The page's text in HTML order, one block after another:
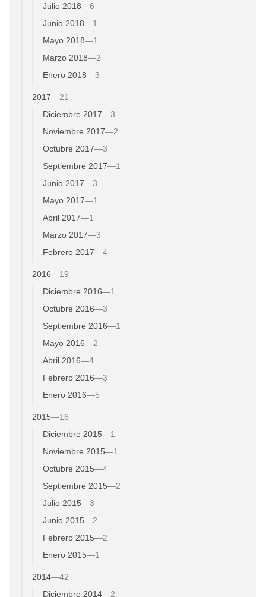
Julio 2018—6
Junio 2018—1
Mayo 2018—1
Marzo 2018—2
Enero 2018—3
2017—21
Diciembre 2017—3
Noviembre 2017—2
Octubre 2017—3
Septiembre 2017—1
Junio 2017—3
Mayo 2017—1
Abril 2017—1
Marzo 2017—3
Febrero 2017—4
2016—19
Diciembre 2016—1
Octubre 2016—3
Septiembre 2016—1
Mayo 2016—2
Abril 2016—4
Febrero 2016—3
Enero 2016—5
2015—16
Diciembre 2015—1
Noviembre 2015—1
Octubre 2015—4
Septiembre 2015—2
Julio 2015—3
Junio 2015—2
Febrero 2015—2
Enero 2015—1
2014—42
Diciembre 2014—2